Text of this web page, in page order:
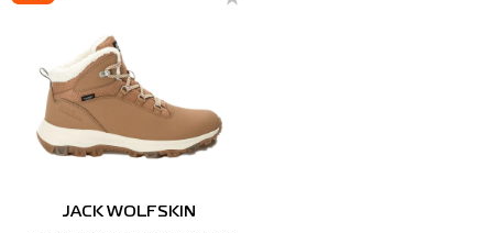
Спідниці
Nike
Puma
Radder
JACK WOLFSKIN